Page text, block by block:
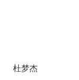
杜梦杰